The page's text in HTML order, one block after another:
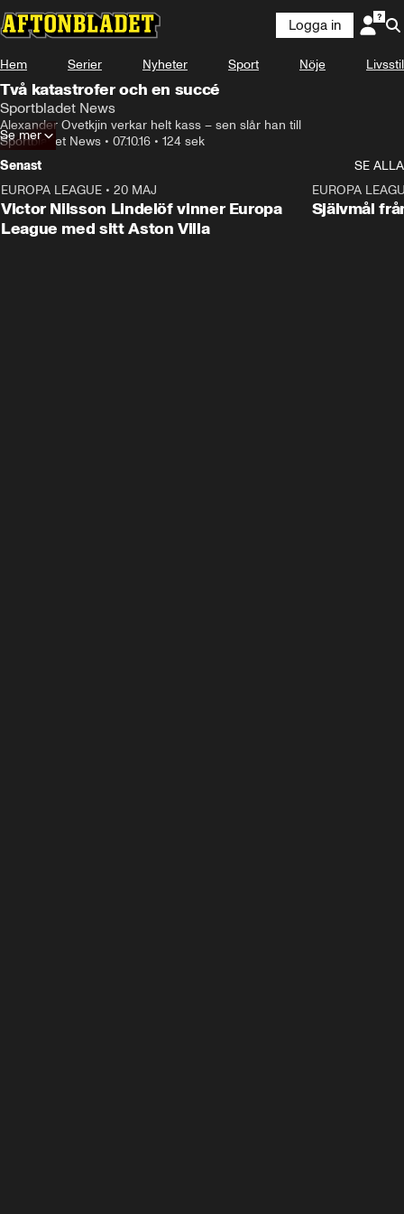
Logga in
Hem Serier Nyheter Sport Nöje Livsstil
Två katastrofer och en succé
Sportbladet News
Alexander Ovetkjin verkar helt kass – sen slår han till
Sportbladet News • 07.10.16 • 124 sek
Se mer
Senast
SE ALLA
EUROPA LEAGUE • 20 MAJ
Victor Nilsson Lindelöf vinner Europa
League med sitt Aston Villa
EUROPA
Självmål